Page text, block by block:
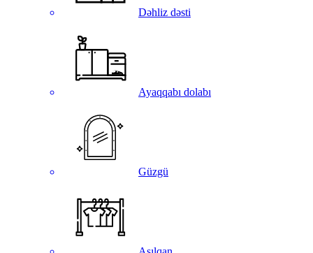
Dəhliz dəsti
Ayaqqabı dolabı
Güzgü